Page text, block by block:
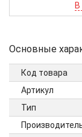
Основные
Код товара
Артикул
Тип